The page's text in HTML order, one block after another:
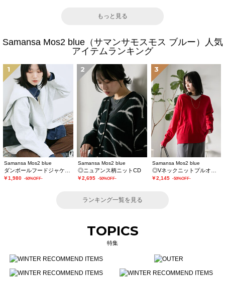
もっと見る
Samansa Mos2 blue（サマンサモスモス ブルー）人気
アイテムランキング
1
Samansa Mos2 blue
￥1,980 -60%OFF-
2
Samansa Mos2 blue
◎ニュアンス柄ニットCD
￥2,695 -50%OFF-
3
Samansa Mos2 blue
￥2,145 -50%OFF-
ランキング一覧を見る
TOPICS
特集